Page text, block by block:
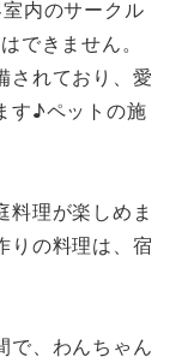
内のサークル
できません。
されており、愛
す♪ペットの施
料理が楽しめま
りの料理は、宿
で、わんちゃん